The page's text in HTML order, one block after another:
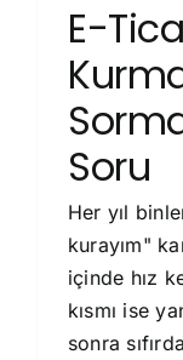
E-
Soru
Her yıl
kurayım"
içinde hız
kısmı ise
sonra